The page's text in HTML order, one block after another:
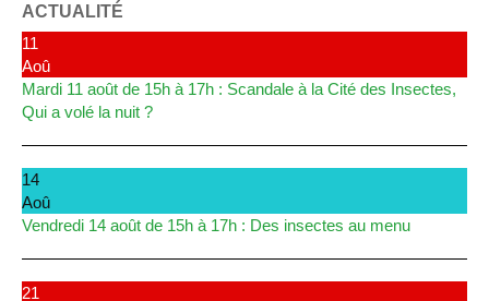
ACTUALITÉ
11
Aoû
Mardi 11 août de 15h à 17h : Scandale à la Cité des Insectes,
Qui a volé la nuit ?
14
Aoû
Vendredi 14 août de 15h à 17h : Des insectes au menu
21